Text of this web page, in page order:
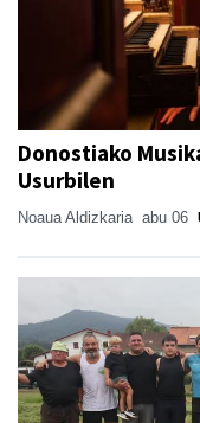
Donostiako
Usurbilen
Noaua Aldizkaria abu 06